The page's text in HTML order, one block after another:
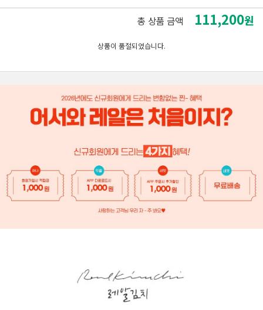
총 상품 금액 111,200원
상품이 품절되었습니다.